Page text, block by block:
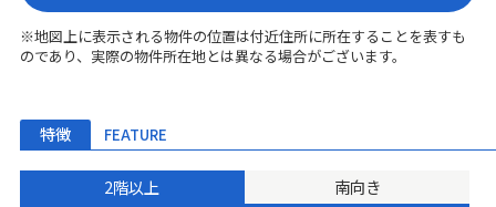
※地図上に表示される物件の位置は付近住所に所在することを表すも
のであり、実際の物件所在地とは異なる場合がございます。
特徴 FEATURE
2階以上
南向き